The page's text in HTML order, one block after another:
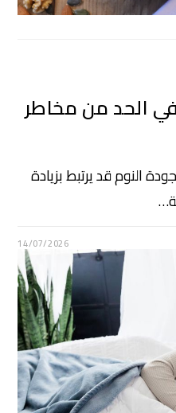
الحد من مخاطر
النوم قد يرتبط بزيادة
14/07/2026